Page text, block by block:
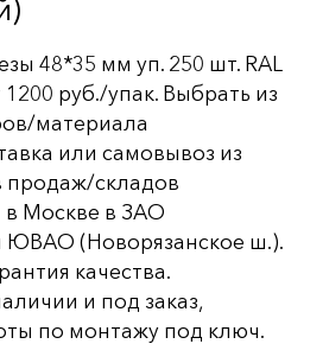
48*35 мм уп. 250 шт. RAL
руб./упак. Выбрать из
материала
или самовывоз из
продаж/складов
в Москве в ЗАО
ЮВАО (Новорязанское ш.).
качества.
и под заказ,
по монтажу под ключ.